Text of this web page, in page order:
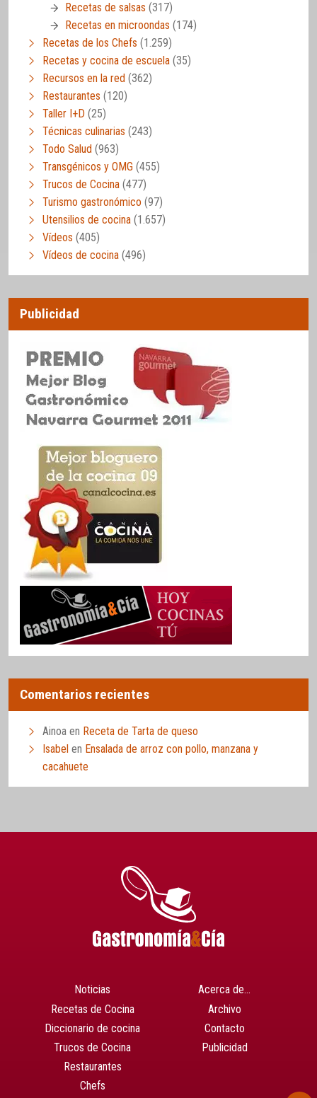
Recetas de salsas (317)
Recetas en microondas (174)
Recetas de los Chefs (1.259)
Recetas y cocina de escuela (35)
Recursos en la red (362)
Restaurantes (120)
Taller I+D (25)
Técnicas culinarias (243)
Todo Salud (963)
Transgénicos y OMG (455)
Trucos de Cocina (477)
Turismo gastronómico (97)
Utensilios de cocina (1.657)
Vídeos (405)
Vídeos de cocina (496)
Publicidad
Comentarios recientes
Ainoa en Receta de Tarta de queso
Isabel en Ensalada de arroz con pollo, manzana y
cacahuete
Noticias
Recetas de Cocina
Diccionario de cocina
Trucos de Cocina
Restaurantes
Chefs
Acerca de…
Archivo
Contacto
Publicidad